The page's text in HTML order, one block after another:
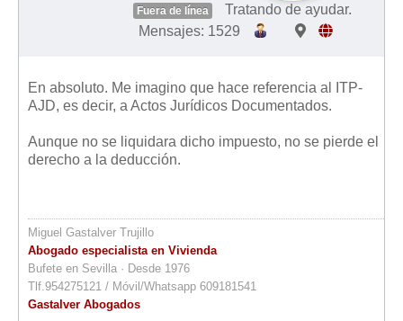
Fuera de línea
Tratando de ayudar.
Mensajes: 1529
En absoluto. Me imagino que hace referencia al ITP-
AJD, es decir, a Actos Jurídicos Documentados.
Aunque no se liquidara dicho impuesto, no se pierde el
derecho a la deducción.
Miguel Gastalver Trujillo
Abogado especialista en Vivienda
Bufete en Sevilla · Desde 1976
Tlf.954275121 / Móvil/Whatsapp 609181541
Gastalver Abogados